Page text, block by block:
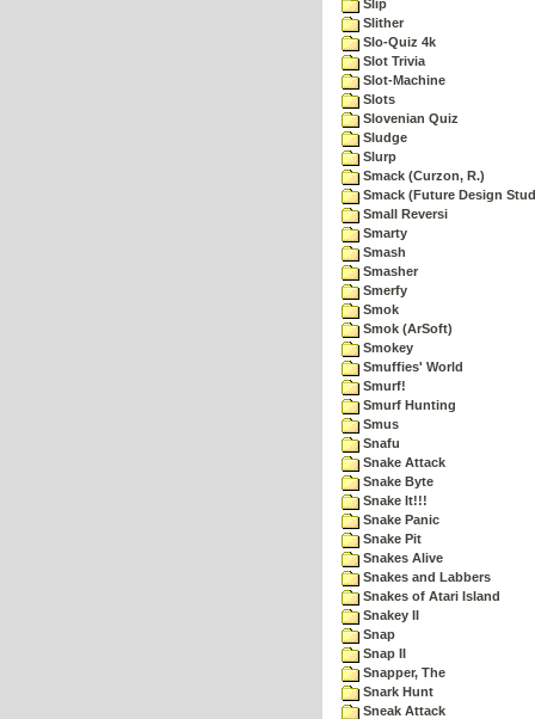
Slip
Slither
Slo-Quiz 4k
Slot Trivia
Slot-Machine
Slots
Slovenian Quiz
Sludge
Slurp
Smack (Curzon, R.)
Smack (Future Design
Small Reversi
Smarty
Smash
Smasher
Smerfy
Smok
Smok (ArSoft)
Smokey
Smuffies' World
Smurf!
Smurf Hunting
Smus
Snafu
Snake Attack
Snake Byte
Snake It!!!
Snake Panic
Snake Pit
Snakes Alive
Snakes and Labbers
Snakes of Atari Island
Snakey II
Snap
Snap II
Snapper, The
Snark Hunt
Sneak Attack